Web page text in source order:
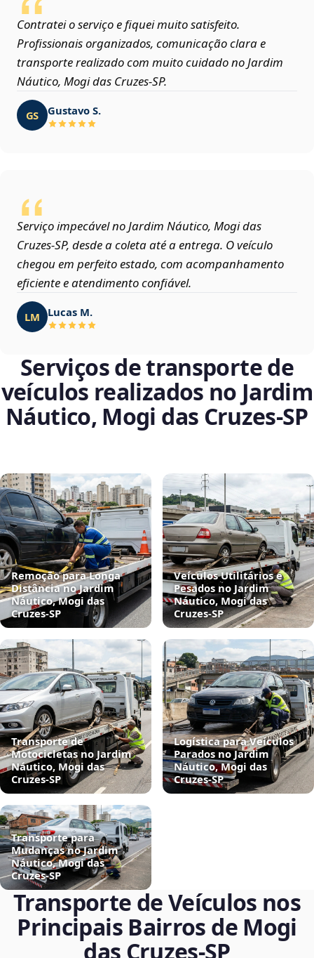
Contratei o serviço e fiquei muito satisfeito.
Profissionais organizados, comunicação clara e
transporte realizado com muito cuidado no Jardim
Náutico, Mogi das Cruzes‑SP.
GS Gustavo S.
Serviço impecável no Jardim Náutico, Mogi das
Cruzes‑SP, desde a coleta até a entrega. O veículo
chegou em perfeito estado, com acompanhamento
eficiente e atendimento confiável.
LM Lucas M.
Serviços de transporte de
veículos realizados no Jardim
Náutico, Mogi das Cruzes‑SP
Remoção para Longa
Distância no Jardim
Náutico, Mogi das
Cruzes‑SP
Veículos Utilitários e
Pesados no Jardim
Náutico, Mogi das
Cruzes‑SP
Transporte de
Motocicletas no Jardim
Náutico, Mogi das
Cruzes‑SP
Logística para Veículos
Parados no Jardim
Náutico, Mogi das
Cruzes‑SP
Transporte para
Mudanças no Jardim
Náutico, Mogi das
Cruzes‑SP
Transporte de Veículos nos
Principais Bairros de Mogi
das Cruzes‑SP